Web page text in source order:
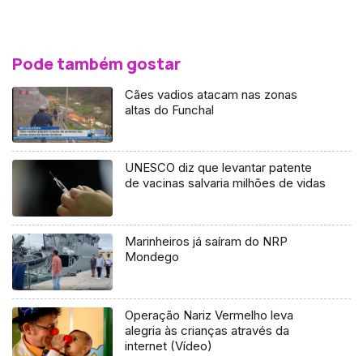
Pode também gostar
Cães vadios atacam nas zonas
altas do Funchal
UNESCO diz que levantar patente
de vacinas salvaria milhões de vidas
Marinheiros já saíram do NRP
Mondego
Operação Nariz Vermelho leva
alegria às crianças através da
internet (Vídeo)